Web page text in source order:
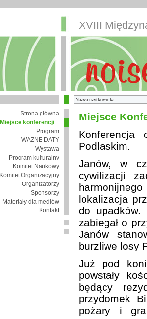
XVIII
Strona główna
Miejsce konferencji
Program
WAŻNE DATY
Wystawa
Program kulturalny
Komitet Naukowy
Komitet Organizacyjny
Organizatorzy
Sponsorzy
Materiały dla mediów
Kontakt
Miejsce
Podlaskim.
Janów, w
cywilizacji
lokalizacja
do upadków.
zabiegał o
Janów
burzliwe losy
Już pod
powstały
będący
przydomek
pożary i